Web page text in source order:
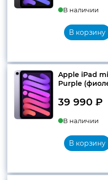
В наличии
В корзину
Apple iPad
Purple
39 990 ₽
В наличии
В корзину